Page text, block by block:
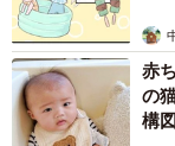
でしょうか。聞い
――この漫画を作
ッチボールに例え
赤
の
構